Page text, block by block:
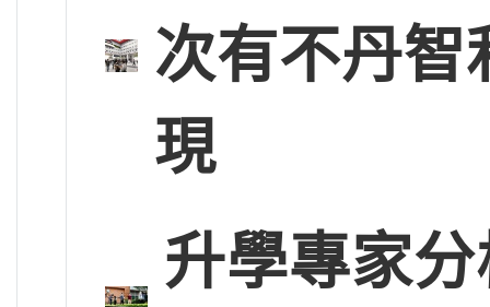
次有不丹智
現
升學專家